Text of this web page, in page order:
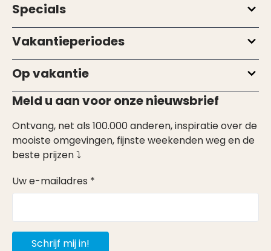
Specials
Vakantieperiodes
Op vakantie
Meld u aan voor onze nieuwsbrief
Ontvang, net als 100.000 anderen, inspiratie over de
mooiste omgevingen, fijnste weekenden weg en de
beste prijzen ⤵
Uw e-mailadres *
Schrijf mij in!